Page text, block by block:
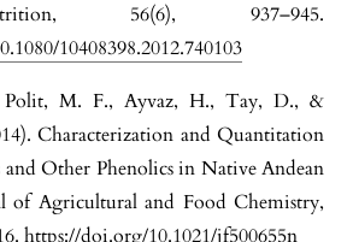
56(6), 937–945.
10408398.2012.740103
M. F., Ayvaz, H., Tay, D., &
Characterization and Quantitation
Other Phenolics in Native Andean
of Agricultural and Food Chemistry,
https://doi.org/10.1021/jf500655n